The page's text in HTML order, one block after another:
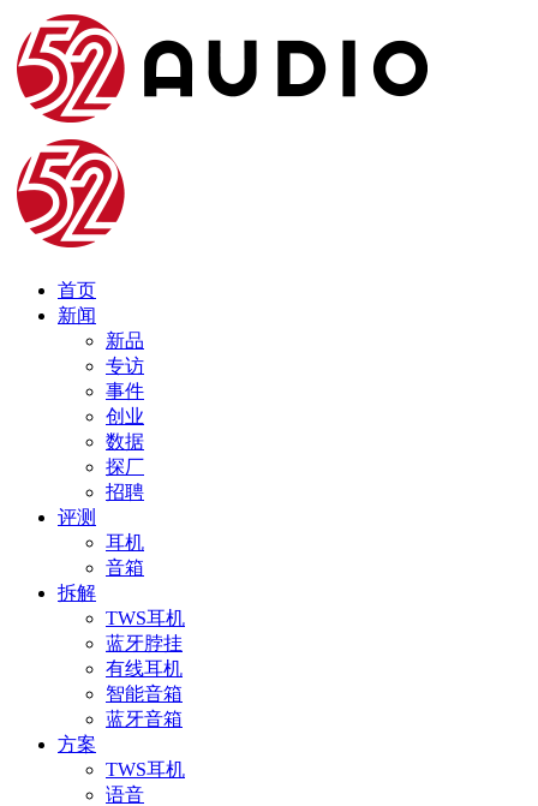
首页
新闻
新品
专访
事件
创业
数据
探厂
招聘
评测
耳机
音箱
拆解
TWS耳机
蓝牙脖挂
有线耳机
智能音箱
蓝牙音箱
方案
TWS耳机
语音